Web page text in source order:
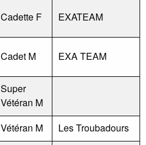
Cadette F EXATEAM
Cadet M EXA TEAM
Super
Vétéran M
Vétéran M Les Troubadours